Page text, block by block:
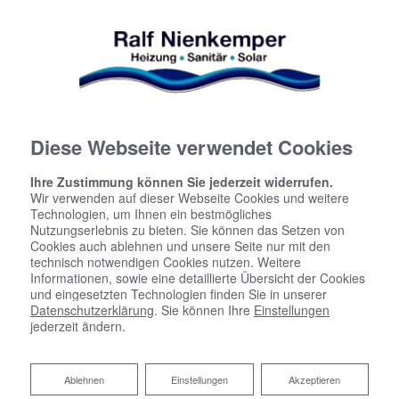
Heizen mit Holz
Der regionale Energieträger
Diese Webseite verwendet Cookies
Ihre Zustimmung können Sie jederzeit widerrufen.
Wir verwenden auf dieser Webseite Cookies und weitere
Technologien, um Ihnen ein bestmögliches
Nutzungserlebnis zu bieten. Sie können das Setzen von
Cookies auch ablehnen und unsere Seite nur mit den
technisch notwendigen Cookies nutzen. Weitere
Informationen, sowie eine detaillierte Übersicht der Cookies
und eingesetzten Technologien finden Sie in unserer
Datenschutzerklärung. Sie können Ihre Einstellungen
jederzeit ändern.
Akzeptieren
Einstellungen
Ablehnen
Ablehnen